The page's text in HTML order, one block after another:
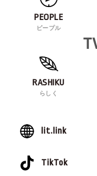
PEOPLE
ピープル
RASHIKU
らしく
lit.link
TikTok